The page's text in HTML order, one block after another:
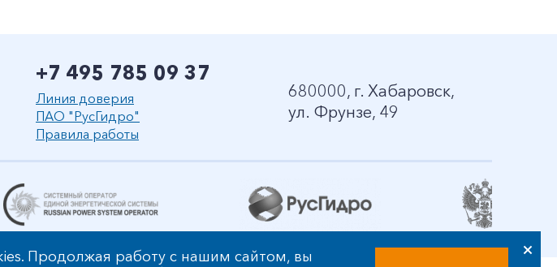
+7 495 785 09 37
Линия доверия
ПАО "РусГидро"
Правила работы
680000, г. Хабаровск,
ул. Фрунзе, 49
Продолжая работу с нашим сайтом, вы